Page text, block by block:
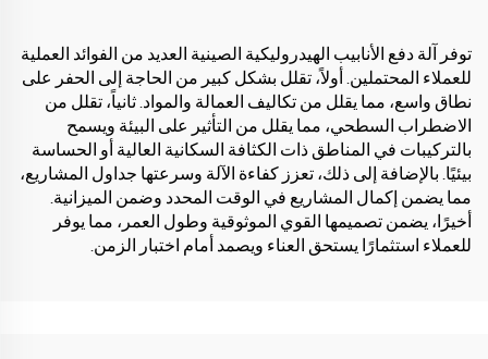
توفر آلة دفع الأنابيب الهيدروليكية الصينية العديد من الفوائد العملية
للعملاء المحتملين. أولاً، تقلل بشكل كبير من الحاجة إلى الحفر على
نطاق واسع، مما يقلل من تكاليف العمالة والمواد. ثانياً، تقلل من
الاضطراب السطحي، مما يقلل من التأثير على البيئة ويسمح
بالتركيبات في المناطق ذات الكثافة السكانية العالية أو الحساسة
بيئيًا. بالإضافة إلى ذلك، تعزز كفاءة الآلة وسرعتها جداول المشاريع،
مما يضمن إكمال المشاريع في الوقت المحدد وضمن الميزانية.
أخيرًا، يضمن تصميمها القوي الموثوقية وطول العمر، مما يوفر
للعملاء استثمارًا يستحق العناء ويصمد أمام اختبار الزمن.